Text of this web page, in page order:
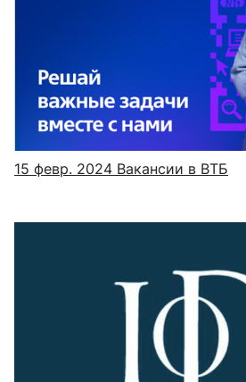
15 февр. 2024 Вакансии в ВТБ